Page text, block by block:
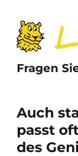
Fragen
Auch
passt
des